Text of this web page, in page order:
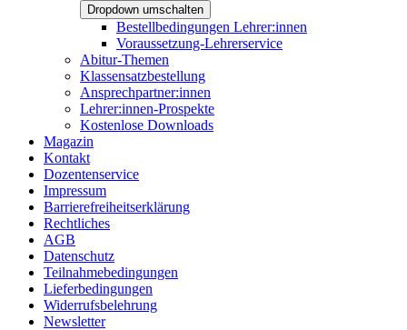
Dropdown umschalten
Bestellbedingungen Lehrer:innen
Voraussetzung-Lehrerservice
Abitur-Themen
Klassensatzbestellung
Ansprechpartner:innen
Lehrer:innen-Prospekte
Kostenlose Downloads
Magazin
Kontakt
Dozentenservice
Impressum
Barrierefreiheitserklärung
Rechtliches
AGB
Datenschutz
Teilnahmebedingungen
Lieferbedingungen
Widerrufsbelehrung
Newsletter